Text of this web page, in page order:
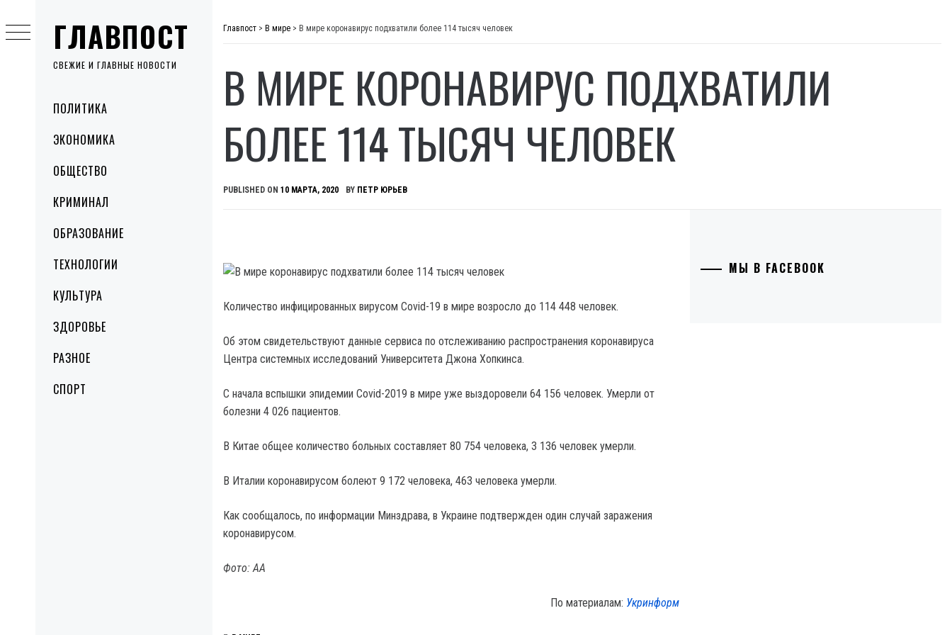
ГЛАВПОСТ
СВЕЖИЕ И ГЛАВНЫЕ НОВОСТИ
MenuПОЛИТИКА
ЭКОНОМИКА
ОБЩЕСТВО
КРИМИНАЛ
ОБРАЗОВАНИЕ
ТЕХНОЛОГИИ
КУЛЬТУРА
ЗДОРОВЬЕ
РАЗНОЕ
СПОРТ
to
content
Главпост > В мире > В мире коронавирус подхватили более 114 тысяч человек
В МИРЕ КОРОНАВИРУС ПОДХВАТИЛИ
БОЛЕЕ 114 ТЫСЯЧ ЧЕЛОВЕК
PUBLISHED ON 10 МАРТА, 2020 BY ПЕТР ЮРЬЕВ
Количество инфицированных вирусом Covid-19 в мире возросло до 114 448 человек.
Об этом свидетельствуют данные сервиса по отслеживанию распространения коронавируса
Центра системных исследований Университета Джона Хопкинса.
С начала вспышки эпидемии Covid-2019 в мире уже выздоровели 64 156 человек. Умерли от
болезни 4 026 пациентов.
В Китае общее количество больных составляет 80 754 человека, 3 136 человек умерли.
В Италии коронавирусом болеют 9 172 человека, 463 человека умерли.
Как сообщалось, по информации Минздрава, в Украине подтвержден один случай заражения
коронавирусом.
Фото: АА
По материалам: Укринформ
МЫ В FACEBOOK